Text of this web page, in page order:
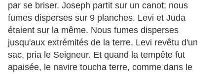
par se briser. Joseph partit sur un canot; nous
fumes disperses sur 9 planches. Levi et Juda
étaient sur la même. Nous fumes disperses
jusqu'aux extrémités de la terre. Levi revêtu d'un
sac, pria le Seigneur. Et quand la tempête fut
apaisée, le navire toucha terre, comme dans le